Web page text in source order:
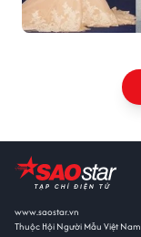
www.saostar.vn
Thuộc Hội Người Mẫu Việt Nam